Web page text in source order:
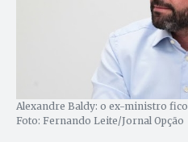
Alexandre Baldy: o ex-ministro
Foto: Fernando Leite/Jornal Opção